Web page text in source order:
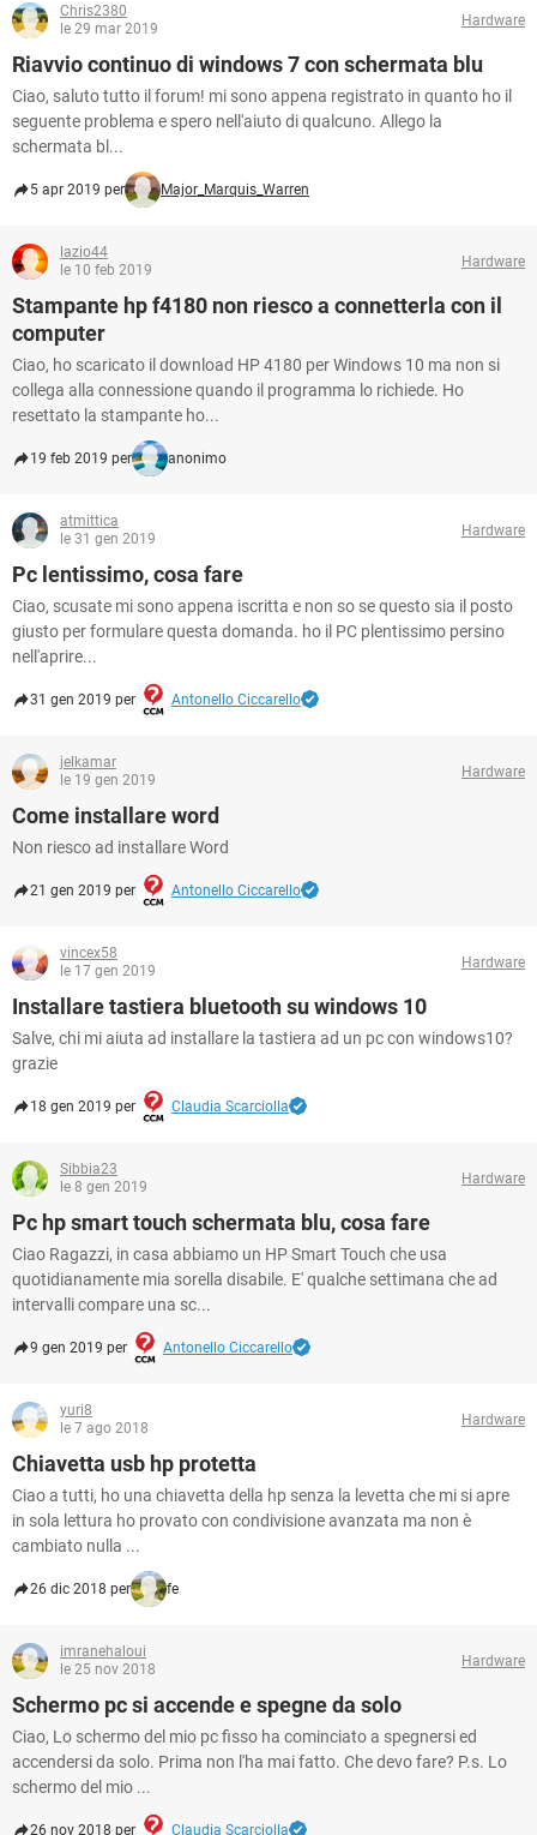
Chris2380
le 29 mar 2019
Hardware
Riavvio continuo di windows 7 con schermata blu
Ciao, saluto tutto il forum! mi sono appena registrato in quanto ho il
seguente problema e spero nell'aiuto di qualcuno. Allego la
schermata bl...
5 apr 2019 per Major_Marquis_Warren
lazio44
le 10 feb 2019
Hardware
Stampante hp f4180 non riesco a connetterla con il
computer
Ciao, ho scaricato il download HP 4180 per Windows 10 ma non si
collega alla connessione quando il programma lo richiede. Ho
resettato la stampante ho...
19 feb 2019 per anonimo
atmittica
le 31 gen 2019
Hardware
Pc lentissimo, cosa fare
Ciao, scusate mi sono appena iscritta e non so se questo sia il posto
giusto per formulare questa domanda. ho il PC plentissimo persino
nell'aprire...
31 gen 2019 per Antonello Ciccarello
jelkamar
le 19 gen 2019
Hardware
Come installare word
Non riesco ad installare Word
21 gen 2019 per Antonello Ciccarello
vincex58
le 17 gen 2019
Hardware
Installare tastiera bluetooth su windows 10
Salve, chi mi aiuta ad installare la tastiera ad un pc con windows10?
grazie
18 gen 2019 per Claudia Scarciolla
Sibbia23
le 8 gen 2019
Hardware
Pc hp smart touch schermata blu, cosa fare
Ciao Ragazzi, in casa abbiamo un HP Smart Touch che usa
quotidianamente mia sorella disabile. E' qualche settimana che ad
intervalli compare una sc...
9 gen 2019 per Antonello Ciccarello
yuri8
le 7 ago 2018
Hardware
Chiavetta usb hp protetta
Ciao a tutti, ho una chiavetta della hp senza la levetta che mi si apre
in sola lettura ho provato con condivisione avanzata ma non è
cambiato nulla ...
26 dic 2018 per fe
imranehaloui
le 25 nov 2018
Hardware
Schermo pc si accende e spegne da solo
Ciao, Lo schermo del mio pc fisso ha cominciato a spegnersi ed
accendersi da solo. Prima non l'ha mai fatto. Che devo fare? P.s. Lo
schermo del mio ...
26 nov 2018 per Claudia Scarciolla